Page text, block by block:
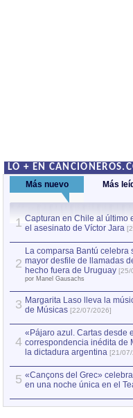
LO + EN
Más nuevo Más
1 Capturan en Chile al último
el asesinato de Víctor Jara
2
La comparsa Bantú celebra
mayor desfile de llamadas
hecho fuera de Uruguay [25/
por Manel Gausachs
3 Margarita Laso lleva la
de Músicas [22/07/2026]
4
«Pájaro azul. Cartas desde
correspondencia inédita de
la dictadura argentina [21/
5 «Cançons del Grec»
en una noche única en el